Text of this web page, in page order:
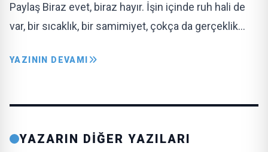
Paylaş Biraz evet, biraz hayır. İşin içinde ruh hali de
var, bir sıcaklık, bir samimiyet, çokça da gerçeklik…
YAZININ DEVAMI
YAZARIN DİĞER YAZILARI